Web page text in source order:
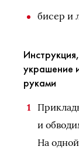
бисер и
украшение
руками
и
На